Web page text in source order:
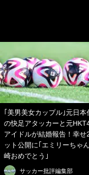
｢美男美女カップル｣元日本
の快足アタッカーと元
アイドルが結婚報告！幸せ
ット公開に｢エミリーちゃ
崎おめでとう｣
サッカー批評編集部